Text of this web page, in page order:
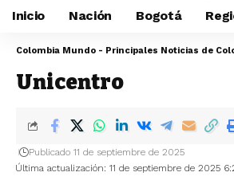
Inicio Nación Bogotá
Unicentro
Última actualización: 11 de septiembre de 2025
Publicado 11 de septiembre de 2025